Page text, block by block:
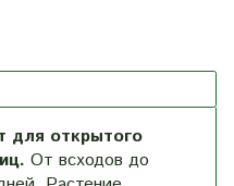
для открытого
От всходов до